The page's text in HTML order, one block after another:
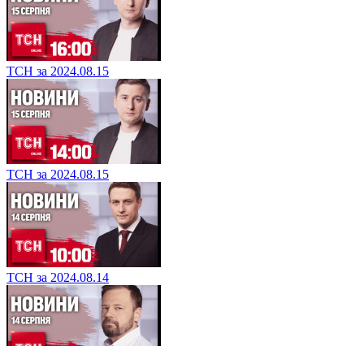
ТСН за 2024.08.15
ТСН за 2024.08.15
ТСН за 2024.08.14